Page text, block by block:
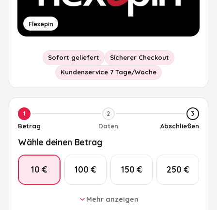
Flexepin
Sofort geliefert
Sicherer Checkout
Kundenservice 7 Tage/Woche
1
Betrag
2
Daten
3
Abschließen
Wähle deinen Betrag
10 € 100 € 150 € 250 €
30 € 50 €
Mehr anzeigen